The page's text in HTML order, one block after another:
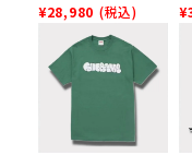
Force 1 Low シュプ
リーム ナイキエアフォ
ース１スニーカー シ
ューズ ホワイト
¥28,980 (税込)